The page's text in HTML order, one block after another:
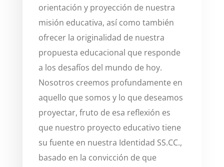
orientación y proyección de nuestra
misión educativa, así como también
ofrecer la originalidad de nuestra
propuesta educacional que responde
a los desafíos del mundo de hoy.
Nosotros creemos profundamente en
aquello que somos y lo que deseamos
proyectar, fruto de esa reflexión es
que nuestro proyecto educativo tiene
su fuente en nuestra Identidad SS.CC.,
basado en la convicción de que